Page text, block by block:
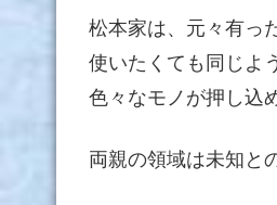
松本家は、元々有っ
使いたくても同じよ
色々なモノが押し込
両親の領域は未知と